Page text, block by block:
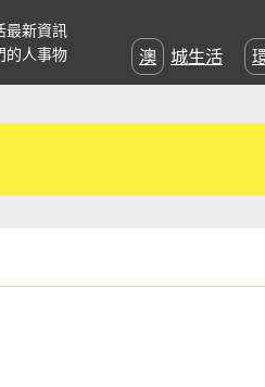
最新資訊
的人事物
澳城生活